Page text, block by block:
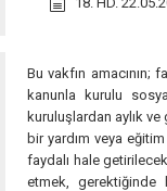
Bu vakfın amacının;
kanunla kurulu
kuruluşlardan aylık
bir yardım veya
faydalı hale
etmek, gerektiğinde